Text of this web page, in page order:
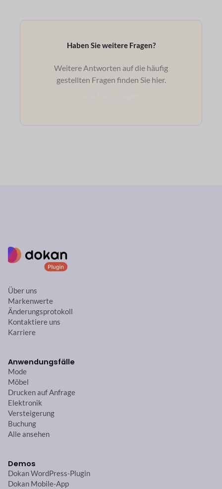
Haben Sie weitere Fragen?
Weitere Antworten auf die häufig
gestellten Fragen finden Sie hier.
Über uns
Markenwerte
Änderungsprotokoll
Kontaktiere uns
Karriere
Anwendungsfälle
Mode
Möbel
Drucken auf Anfrage
Elektronik
Versteigerung
Buchung
Alle ansehen
Demos
Dokan WordPress-Plugin
Dokan Mobile-App